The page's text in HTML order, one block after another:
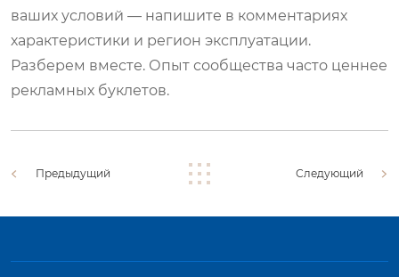
ваших условий — напишите в комментариях
характеристики и регион эксплуатации.
Разберем вместе. Опыт сообщества часто ценнее
рекламных буклетов.
Предыдущий Следующий